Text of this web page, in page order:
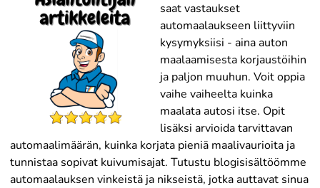
saat vastaukset
automaalaukseen liittyviin
kysymyksiisi - aina auton
maalaamisesta korjaustöihin
ja paljon muuhun. Voit oppia
vaihe vaiheelta kuinka
maalata autosi itse. Opit
lisäksi arvioida tarvittavan
automaalimäärän, kuinka korjata pieniä maalivaurioita ja
tunnistaa sopivat kuivumisajat. Tutustu blogisisältöömme
automaalauksen vinkeistä ja nikseistä, jotka auttavat sinua